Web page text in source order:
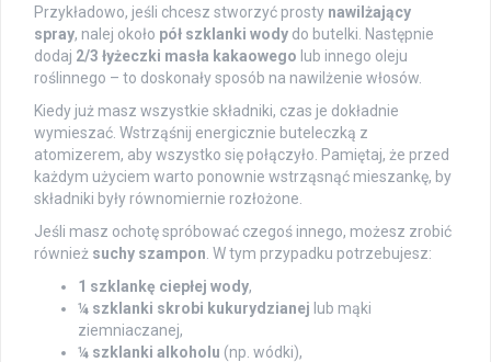
Przykładowo, jeśli chcesz stworzyć prosty nawilżający
spray, nalej około pół szklanki wody do butelki. Następnie
dodaj 2/3 łyżeczki masła kakaowego lub innego oleju
roślinnego – to doskonały sposób na nawilżenie włosów.
Kiedy już masz wszystkie składniki, czas je dokładnie
wymieszać. Wstrząśnij energicznie buteleczką z
atomizerem, aby wszystko się połączyło. Pamiętaj, że przed
każdym użyciem warto ponownie wstrząsnąć mieszankę, by
składniki były równomiernie rozłożone.
Jeśli masz ochotę spróbować czegoś innego, możesz zrobić
również suchy szampon . W tym przypadku potrzebujesz:
1 szklankę ciepłej wody,
¼ szklanki skrobi kukurydzianej lub mąki
ziemniaczanej,
¼ szklanki alkoholu (np. wódki),